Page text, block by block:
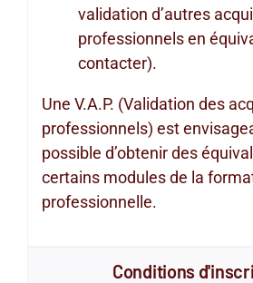
validation d’autres
professionnels en
contacter).
Une V.A.P. (Validation des
professionnels) est
possible d’obtenir des
certains modules de la
professionnelle.
Conditions